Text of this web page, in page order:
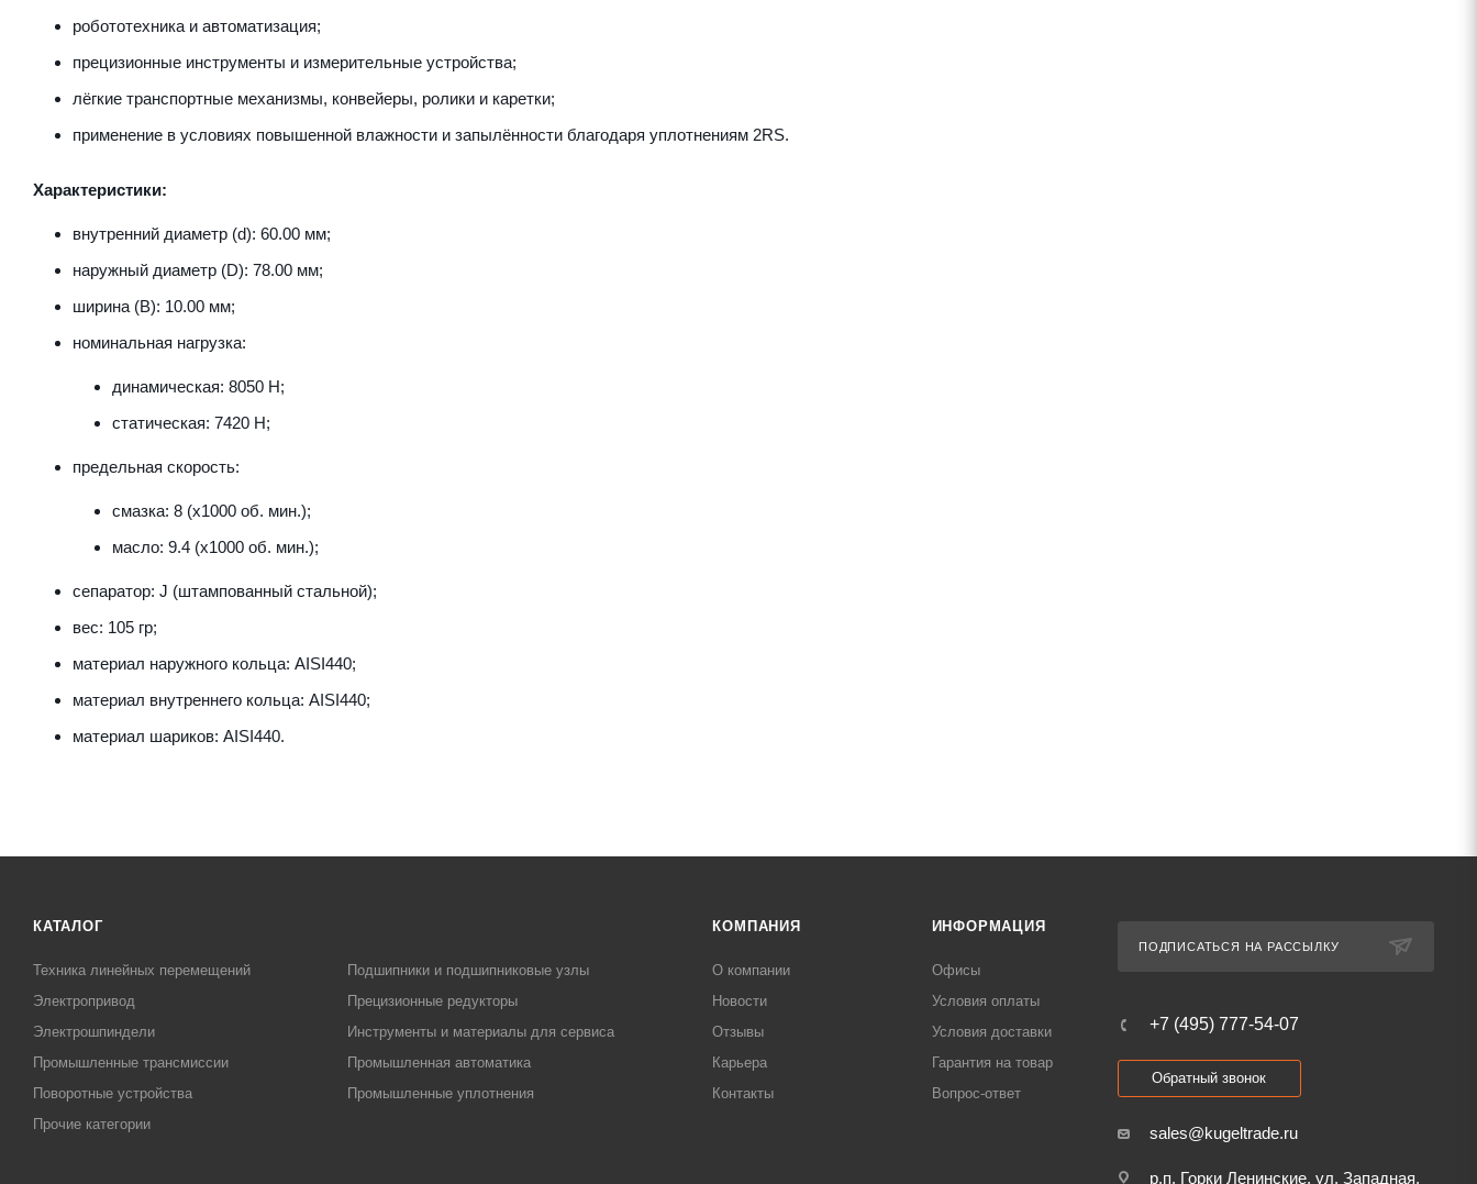
робототехника и автоматизация;
прецизионные инструменты и измерительные устройства;
лёгкие транспортные механизмы, конвейеры, ролики и каретки;
применение в условиях повышенной влажности и запылённости благодаря уплотнениям 2RS.
Характеристики:
внутренний диаметр (d): 60.00 мм;
наружный диаметр (D): 78.00 мм;
ширина (B): 10.00 мм;
номинальная нагрузка:
динамическая: 8050 Н;
статическая: 7420 Н;
предельная скорость:
смазка: 8 (x1000 об. мин.);
масло: 9.4 (x1000 об. мин.);
сепаратор: J (штампованный стальной);
вес: 105 гр;
материал наружного кольца: AISI440;
материал внутреннего кольца: AISI440;
материал шариков: AISI440.
КАТАЛОГ
Техника линейных перемещений
Подшипники и подшипниковые узлы
Электропривод
Прецизионные редукторы
Электрошпиндели
Инструменты и материалы для сервиса
Промышленные трансмиссии
Промышленная автоматика
Поворотные устройства
Промышленные уплотнения
Прочие категории
КОМПАНИЯ
О компании
Новости
Отзывы
Карьера
Контакты
ИНФОРМАЦИЯ
Офисы
Условия оплаты
Условия доставки
Гарантия на товар
Вопрос-ответ
ПОДПИСАТЬСЯ НА РАССЫЛКУ
+7 (495) 777-54-07
Обратный звонок
sales@kugeltrade.ru
р.п. Горки Ленинские, ул. Западная,